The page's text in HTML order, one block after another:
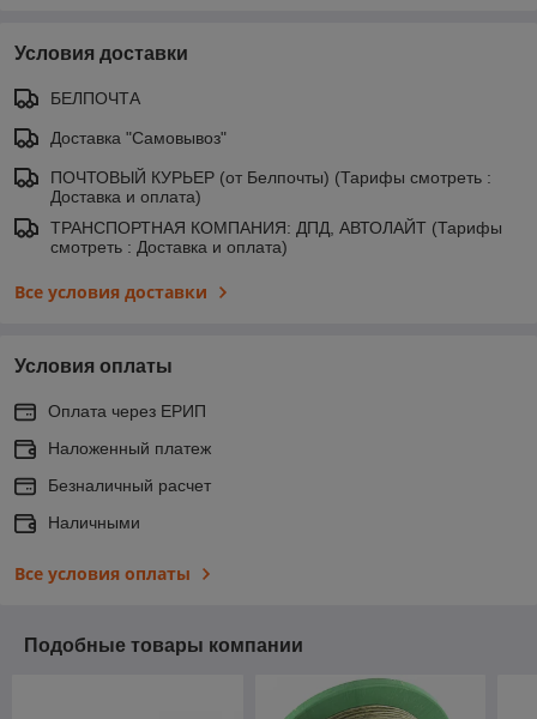
Условия доставки
БЕЛПОЧТА
Доставка "Самовывоз"
ПОЧТОВЫЙ КУРЬЕР (от Белпочты) (Тарифы смотреть :
Доставка и оплата)
ТРАНСПОРТНАЯ КОМПАНИЯ: ДПД, АВТОЛАЙТ (Тарифы
смотреть : Доставка и оплата)
Все условия доставки
Условия оплаты
Оплата через ЕРИП
Наложенный платеж
Безналичный расчет
Наличными
Все условия оплаты
Подобные товары компании